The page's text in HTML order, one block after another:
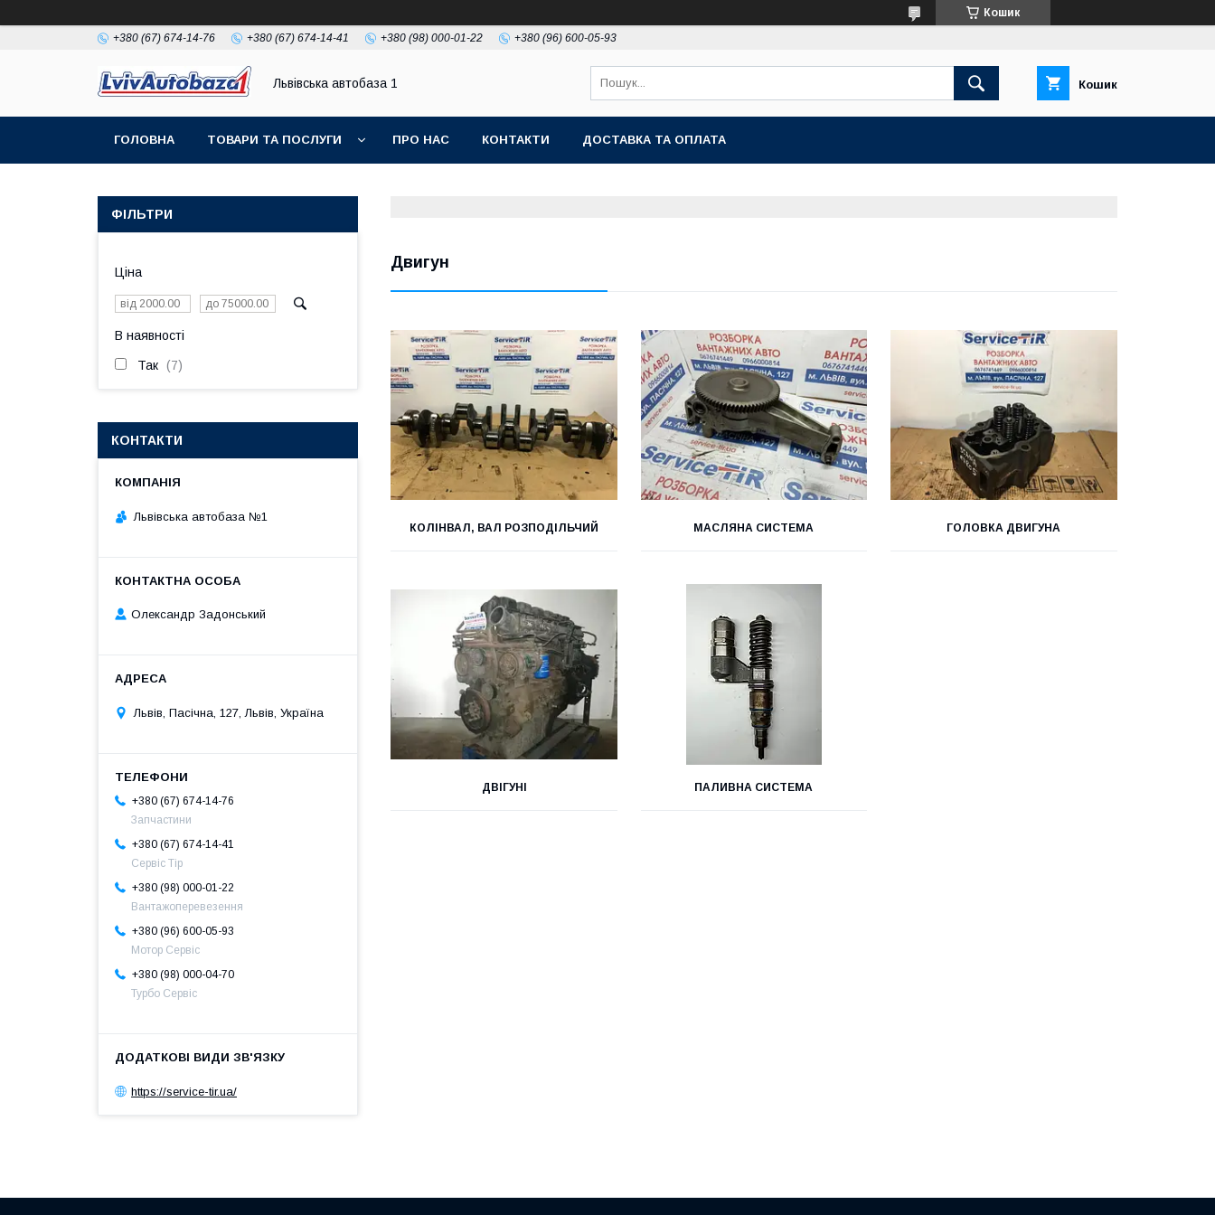
Кошик
+380 (67) 674-14-76 +380 (67) 674-14-41 +380 (98) 000-01-22 +380 (96) 600-05-93
Львівська автобаза 1 Кошик
ГОЛОВНА ТОВАРИ ТА ПОСЛУГИ ПРО НАС КОНТАКТИ ДОСТАВКА ТА ОПЛАТА
Двигун
КОЛІНВАЛ, ВАЛ РОЗПОДІЛЬЧИЙ МАСЛЯНА СИСТЕМА ГОЛОВКА ДВИГУНА
ДВІГУНІ ПАЛИВНА СИСТЕМА
ФІЛЬТРИ
Ціна
В наявності
Так 7
КОНТАКТИ
Львівська автобаза №1
Олександр Задонський
Львів, Пасічна, 127, Львів, Україна
+380 (67) 674-14-76
Запчастини
+380 (67) 674-14-41
Сервіс Тір
+380 (98) 000-01-22
Вантажоперевезення
+380 (96) 600-05-93
Мотор Сервіс
+380 (98) 000-04-70
Турбо Сервіс
https://service-tir.ua/